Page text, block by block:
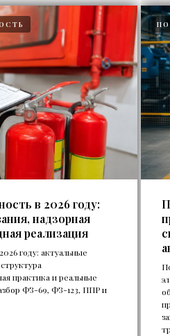
в 2026 году:
надзорная
реализация
году: актуальные
практика и реальные
ФЗ-69, ФЗ-123, ППР и